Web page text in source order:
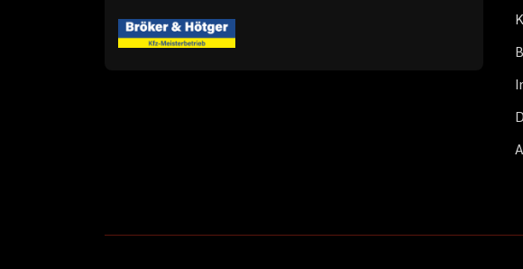
K
B
I
D
A